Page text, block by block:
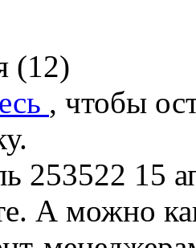
(12)
, чтобы
253522 15
А можно